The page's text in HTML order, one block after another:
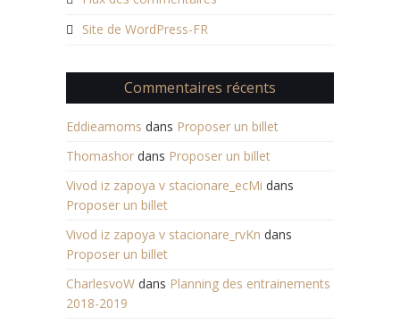
Site de WordPress-FR
Commentaires récents
Eddieamoms dans Proposer un billet
Thomashor dans Proposer un billet
Vivod iz zapoya v stacionare_ecMi dans
Proposer un billet
Vivod iz zapoya v stacionare_rvKn dans
Proposer un billet
CharlesvoW dans Planning des entrainements
2018-2019